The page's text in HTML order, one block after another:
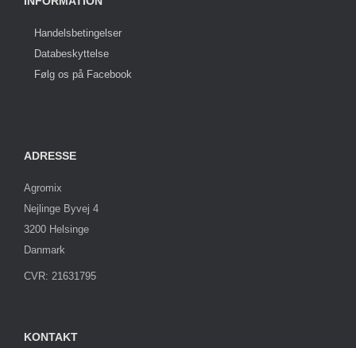
Handelsbetingelser
Databeskyttelse
Følg os på Facebook
ADRESSE
Agromix
Nejlinge Byvej 4
3200 Helsinge
Danmark
CVR: 21631795
KONTAKT